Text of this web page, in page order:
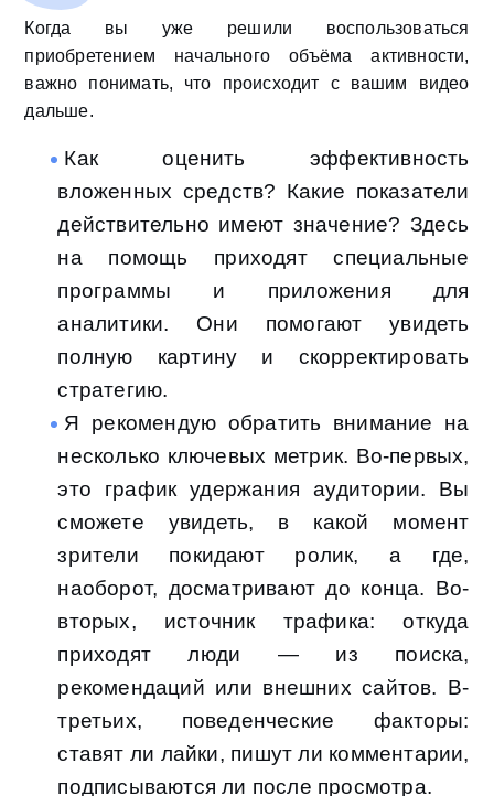
Когда вы уже решили воспользоваться
приобретением начального объёма активности,
важно понимать, что происходит с вашим видео
дальше.
Как оценить эффективность
вложенных средств? Какие показатели
действительно имеют значение? Здесь
на помощь приходят специальные
программы и приложения для
аналитики. Они помогают увидеть
полную картину и скорректировать
стратегию.
Я рекомендую обратить внимание на
несколько ключевых метрик. Во-первых,
это график удержания аудитории. Вы
сможете увидеть, в какой момент
зрители покидают ролик, а где,
наоборот, досматривают до конца. Во-
вторых, источник трафика: откуда
приходят люди — из поиска,
рекомендаций или внешних сайтов. В-
третьих, поведенческие факторы:
ставят ли лайки, пишут ли комментарии,
подписываются ли после просмотра.